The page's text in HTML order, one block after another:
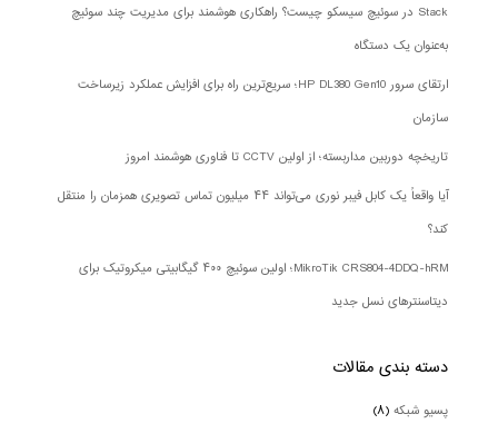
Stack در سوئیچ سیسکو چیست؟ راهکاری هوشمند برای مدیریت چند سوئیچ
به‌عنوان یک دستگاه
ارتقای سرور HP DL380 Gen10؛ سریع‌ترین راه برای افزایش عملکرد زیرساخت
سازمان
تاریخچه دوربین مداربسته؛ از اولین CCTV تا فناوری هوشمند امروز
آیا واقعاً یک کابل فیبر نوری می‌تواند ۴۴ میلیون تماس تصویری همزمان را منتقل
کند؟
MikroTik CRS804-4DDQ-hRM؛ اولین سوئیچ ۴۰۰ گیگابیتی میکروتیک برای
دیتاسنترهای نسل جدید
دسته بندی‌ مقالات
پسیو شبکه(۸)